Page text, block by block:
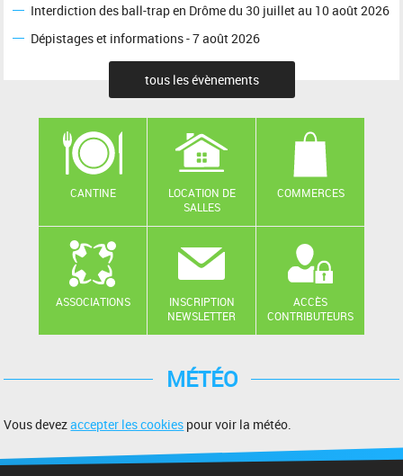
Interdiction des ball-trap en Drôme du 30 juillet au 10 août 2026
Dépistages et informations - 7 août 2026
tous les évènements
CANTINE
LOCATION DE
SALLES
COMMERCES
ASSOCIATIONS
INSCRIPTION
NEWSLETTER
ACCÈS
CONTRIBUTEURS
MÉTÉO
Vous devezaccepter les cookies pour voir la météo.